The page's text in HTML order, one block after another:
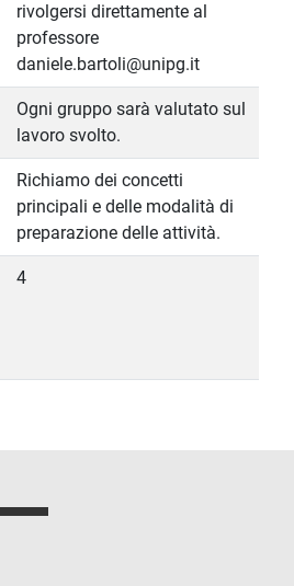
rivolgersi direttamente al
professore
daniele.bartoli@unipg.it
Ogni gruppo sarà valutato sul
lavoro svolto.
Richiamo dei concetti
principali e delle modalità di
preparazione delle attività.
4